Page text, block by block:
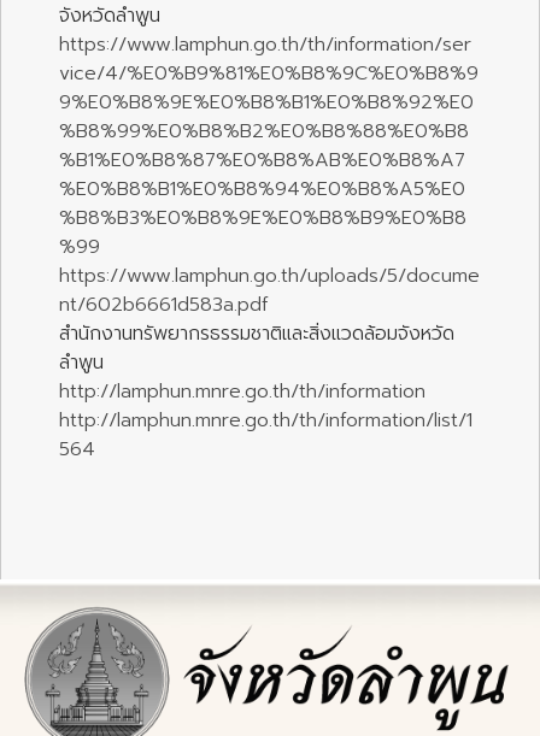
จังหวัดลำพูน
https://www.lamphun.go.th/th/information/ser
vice/4/%E0%B9%81%E0%B8%9C%E0%B8%9
9%E0%B8%9E%E0%B8%B1%E0%B8%92%E0
%B8%99%E0%B8%B2%E0%B8%88%E0%B8
%B1%E0%B8%87%E0%B8%AB%E0%B8%A7
%E0%B8%B1%E0%B8%94%E0%B8%A5%E0
%B8%B3%E0%B8%9E%E0%B8%B9%E0%B8
%99
https://www.lamphun.go.th/uploads/5/docume
nt/602b6661d583a.pdf
สำนักงานทรัพยากรธรรมชาติและสิ่งแวดล้อมจังหวัด
ลำพูน
http://lamphun.mnre.go.th/th/information
http://lamphun.mnre.go.th/th/information/list/1
564